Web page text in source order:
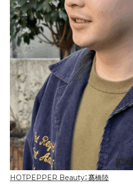
HOTPEPPER Beauty：髙橋陸